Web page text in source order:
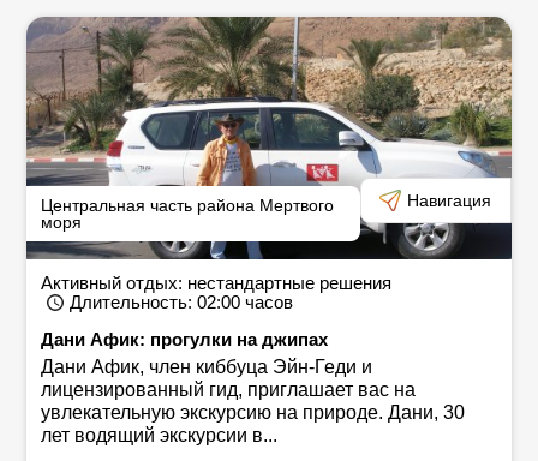
Центральная часть района Мертвого
моря
Навигация
Активный отдых: нестандартные решения
Длительность: 02:00часов
Дани Афик: прогулки на джипах
Дани Афик, член киббуца Эйн-Геди и
лицензированный гид, приглашает вас на
увлекательную экскурсию на природе. Дани, 30
лет водящий экскурсии в...